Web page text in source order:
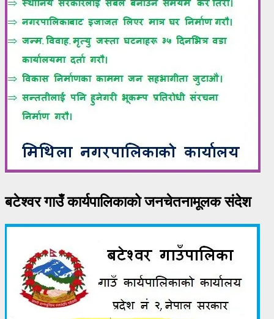
बटेश्वर गाउँ कार्यपालिकाको जनचेतनामूलक संदेश